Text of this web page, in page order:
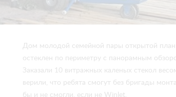
Дом молодой семейной пары открытой
остеклен по периметру с панорамным
Заказали 10 витражных каленых стекол
верили, что ребята смогут без бригады
бы и не смогли, если не Winlet.